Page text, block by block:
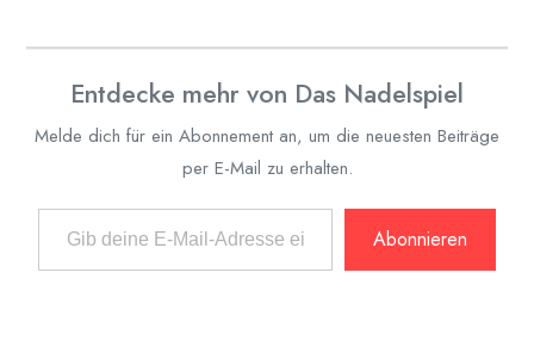
Entdecke mehr von Das Nadelspiel
Melde dich für ein Abonnement an, um die neuesten Beiträge
per E-Mail zu erhalten.
Gib deine E-Mail-Adresse ein ...
Abonnieren